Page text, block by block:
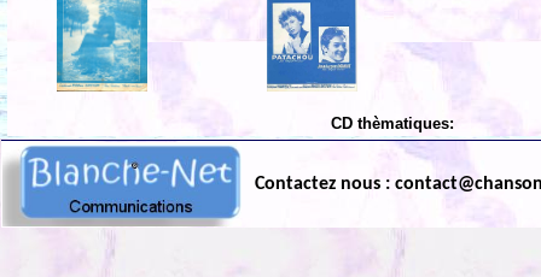
CD thèmatiques:
Contactez nous :